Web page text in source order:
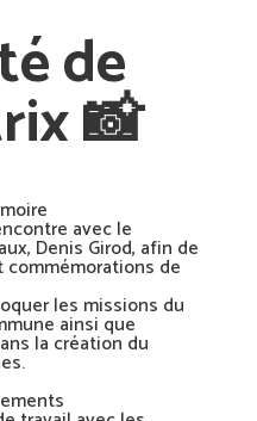
de
📸
avec le
Denis Girod, afin de
de
les missions du
ainsi que
la création du